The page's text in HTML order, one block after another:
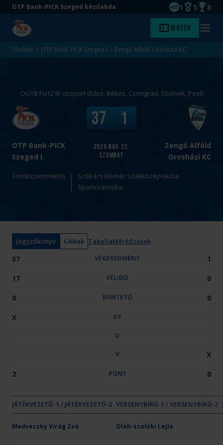
Ugrás
tartalomra
Ugrás
aljára
OTP Bank-PICK Szeged kézilabda
EHF
1
Magyar
5 8
Kezdőlap Jegyek Menü
Főoldal OTP Bank-PICK Szeged I. - Zengő Alföld Orosházi KC
OGYB FU12 III. csoport (Bács, Békés, Csongrád, Szolnok, Pest)
OTP Bank-PICK
Szeged I.
v
s
.
Zengő Alföld
Orosházi KC
2025 nov. 22.
szombat
V
e
r
e
d
n
y
:
37 1
Törökszentmiklós
Székács Elemér Szakközépiskola
Sportcsarnoka.
Jegyzőkönyv Cikkek TabellaMérkőzések
37 VÉGEREDMÉNY 1
17 FÉLIDŐ 0
0 BÜNTETŐ 0
X GY
D
V X
2 PONT 0
Csapat neve
VÉGEREDMÉNY FÉLIDŐ BÜNTETŐ GY D
OTP Bank-PICK Szeged I. 37 17
JÁTÉKVEZETŐ-1 / JÁTÉKVEZETŐ-2 VERSENYBÍRÓ-1 / VERSENYBÍRÓ-2
Medveczky Virág Zoé Oláh-szalóki Lejla